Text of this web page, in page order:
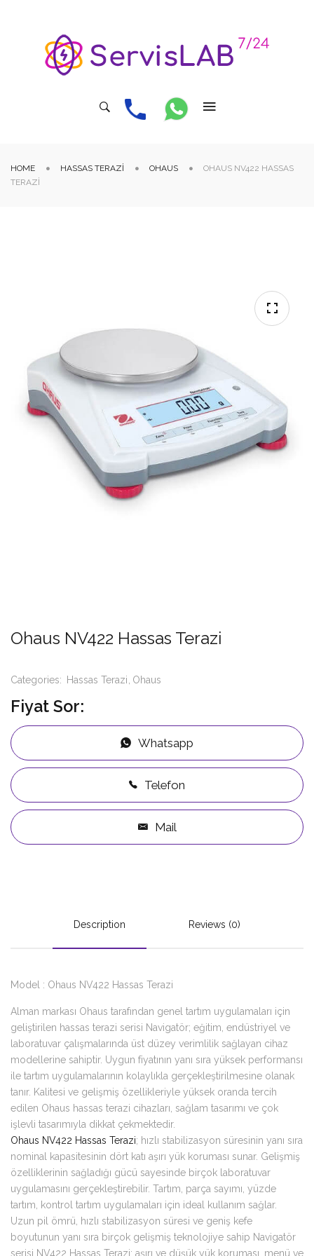
HOME HASSAS TERAZI OHAUS
OHAUS NV422 HASSAS
TERAZI
Ohaus NV422 Hassas Terazi
Categories: Hassas Terazi Ohaus
Fiyat Sor:
Whatsapp
Telefon
Mail
Description Reviews (0)
Model : Ohaus NV422 Hassas Terazi
Alman markası Ohaus tarafından genel tartım uygulamaları için
geliştirilen hassas terazi serisi Navigatör; eğitim, endüstriyel ve
laboratuvar çalışmalarında üst düzey verimlilik sağlayan cihaz
modellerine sahiptir. Uygun fiyatının yanı sıra yüksek performansı
ile tartım uygulamalarının kolaylıkla gerçekleştirilmesine olanak
tanır. Kalitesi ve gelişmiş özellikleriyle yüksek oranda tercih
edilen Ohaus hassas terazi cihazları, sağlam tasarımı ve çok
işlevli tasarımıyla dikkat çekmektedir.
Ohaus NV422 Hassas Terazi; hızlı stabilizasyon süresinin yanı sıra
nominal kapasitesinin dört katı aşırı yük koruması sunar. Gelişmiş
özelliklerinin sağladığı gücü sayesinde birçok laboratuvar
uygulamasını gerçekleştirebilir. Tartım, parça sayımı, yüzde
tartım, kontrol tartım uygulamaları için ideal kullanım sağlar.
Uzun pil ömrü, hızlı stabilizasyon süresi ve geniş kefe
boyutunun yanı sıra birçok gelişmiş teknolojiye sahip Navigatör
serisi NV422 Hassas Terazi; aşırı ve düşük yük koruması, menü ve